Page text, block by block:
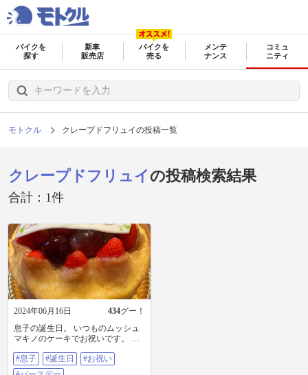
バイクを
探す
新車
販売店
バイクを
売る
メンテ
ナンス
コミュ
ニティ
モトクル クレープドフリュイの投稿一覧
クレープドフリュイ の投稿検索結果
合計：1件
2024年06月16日 434グー！
息子の誕生日。 いつものムッシュ
マキノのケーキでお祝いです。 で
応えして、クレープ・ド・フリュ
イっていうホールケーキ。 これが
#息子 #誕生日
#お祝い